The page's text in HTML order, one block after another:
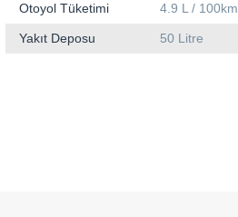
Otoyol Tüketimi 4.9 L / 100km
Yakıt Deposu 50 Litre